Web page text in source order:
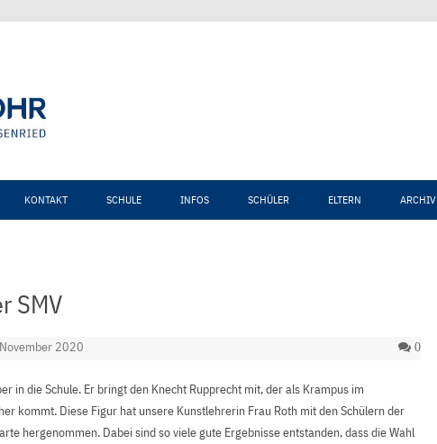
KONTAKT SCHULE INFOS SCHÜLER ELTERN ARCHIV
SMV
2020 0
in die Schule. Er bringt den Knecht Rupprecht mit, der als Krampus im
kommt. Diese Figur hat unsere Kunstlehrerin Frau Roth mit den Schülern der
hergenommen. Dabei sind so viele gute Ergebnisse entstanden, dass die Wahl